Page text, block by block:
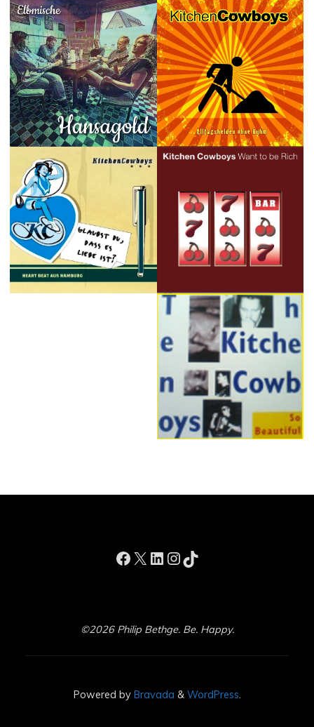
Facebook
X LinkedIn
Instagram
TikTok
©2026 Philip Bethge. Be. Happy.
Powered byBravada & WordPress.